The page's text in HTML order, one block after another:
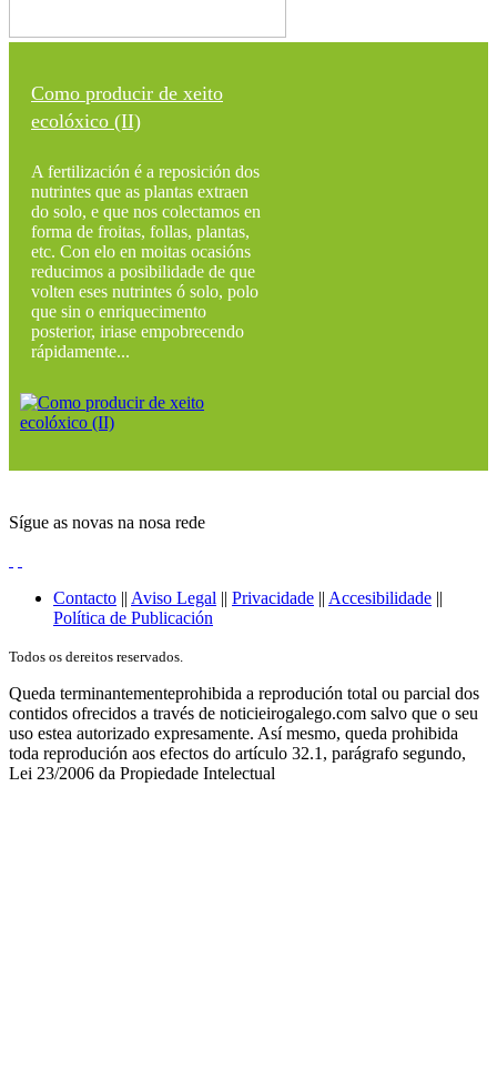
Como producir de xeito
ecolóxico (II)
A fertilización é a reposición dos
nutrintes que as plantas extraen
do solo, e que nos colectamos en
forma de froitas, follas, plantas,
etc. Con elo en moitas ocasións
reducimos a posibilidade de que
volten eses nutrintes ó solo, polo
que sin o enriquecimento
posterior, iriase empobrecendo
rápidamente...
Sígue as novas na nosa rede
Contacto || Aviso Legal || Privacidade || Accesibilidade ||
Política de Publicación
Todos os dereitos reservados.
Queda terminantementeprohibida a reprodución total ou parcial dos
contidos ofrecidos a través de noticieirogalego.com salvo que o seu
uso estea autorizado expresamente. Así mesmo, queda prohibida
toda reprodución aos efectos do artículo 32.1, parágrafo segundo,
Lei 23/2006 da Propiedade Intelectual